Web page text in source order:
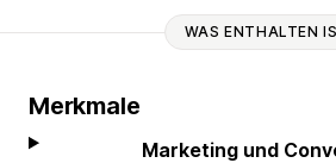
WAS ENTHALTEN
Merkmale
Marketing und